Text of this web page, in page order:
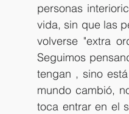
personas
vida, sin que las
volverse "extra
Seguimos
tengan , sino
mundo cambió,
toca entrar en el